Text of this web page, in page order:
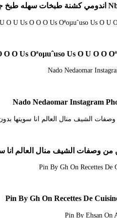
O Us Oªoµuˆuso Us O U O O
Nado Nedaomar Instagram
Pin By Gh On Recettes De